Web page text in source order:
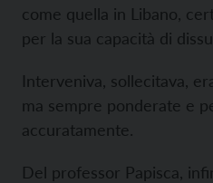
come quella in Libano,
per la sua capacità di
Interveniva, sollecitava,
ma sempre ponderate e
accuratamente.
Del professor Papisca,